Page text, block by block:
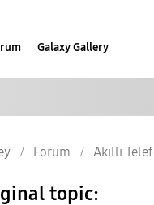
Galaxy Gallery
Forum Akıllı
topic: